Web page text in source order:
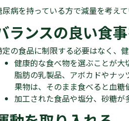
尿病を持っている方で減量を考え
ランスの良い食
定の食品に制限する必要はなく、
健康的な食べ物を選ぶことが
脂肪の乳製品、アボカドやナ
果物は、そのまま食べると血糖
加工された食品や塩分、砂糖が